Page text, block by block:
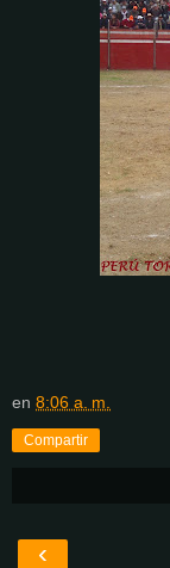
en 8:06 a. m.
Compartir
‹